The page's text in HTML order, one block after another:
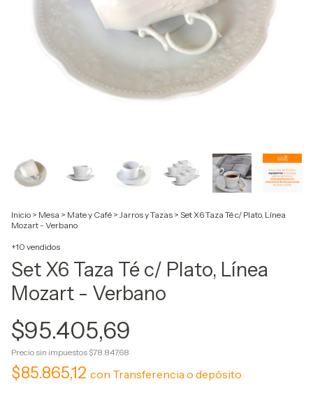
Inicio > Mesa > Mate y Café > Jarros y Tazas > Set X6 Taza Té c/ Plato, Línea
Mozart - Verbano
+10 vendidos
Set X6 Taza Té c/ Plato, Línea
Mozart - Verbano
$95.405,69
Precio sin impuestos $78.847,68
$85.865,12 con Transferencia o depósito